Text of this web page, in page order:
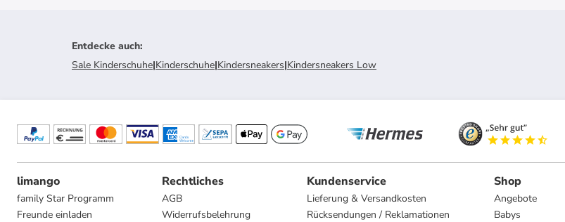
Entdecke auch:
Sale Kinderschuhe|Kinderschuhe|Kindersneakers|Kindersneakers Low
limango
family Star Programm
Freunde einladen
Rechtliches
AGB
Widerrufsbelehrung
Kundenservice
Lieferung & Versandkosten
Rücksendungen / Reklamationen
Shop
Angebote
Babys